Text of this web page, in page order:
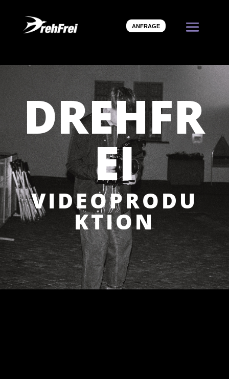
ANFRAGE
DREHFR
EI
VIDEOPRODU
KTION